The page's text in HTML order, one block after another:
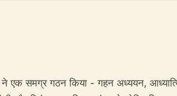
ने एक समग्र गठन किया - गहन अध्ययन,